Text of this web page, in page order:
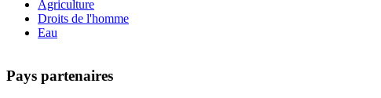
Agriculture
Droits de l'homme
Eau
Pays partenaires